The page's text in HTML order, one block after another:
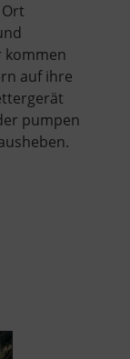
kommen
auf ihre
pumpen